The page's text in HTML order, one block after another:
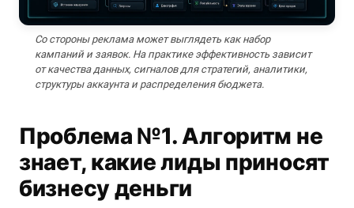
Со стороны реклама может выглядеть как набор
кампаний и заявок. На практике эффективность зависит
от качества данных, сигналов для стратегий, аналитики,
структуры аккаунта и распределения бюджета.
Проблема №1. Алгоритм не
знает, какие лиды приносят
бизнесу деньги